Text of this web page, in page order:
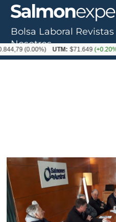
Bolsa Laboral Revistas
Nosotros
(0.00%) UTM: $71.649(+0.20%)